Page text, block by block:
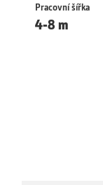
Pracovní šířka
4-8 m